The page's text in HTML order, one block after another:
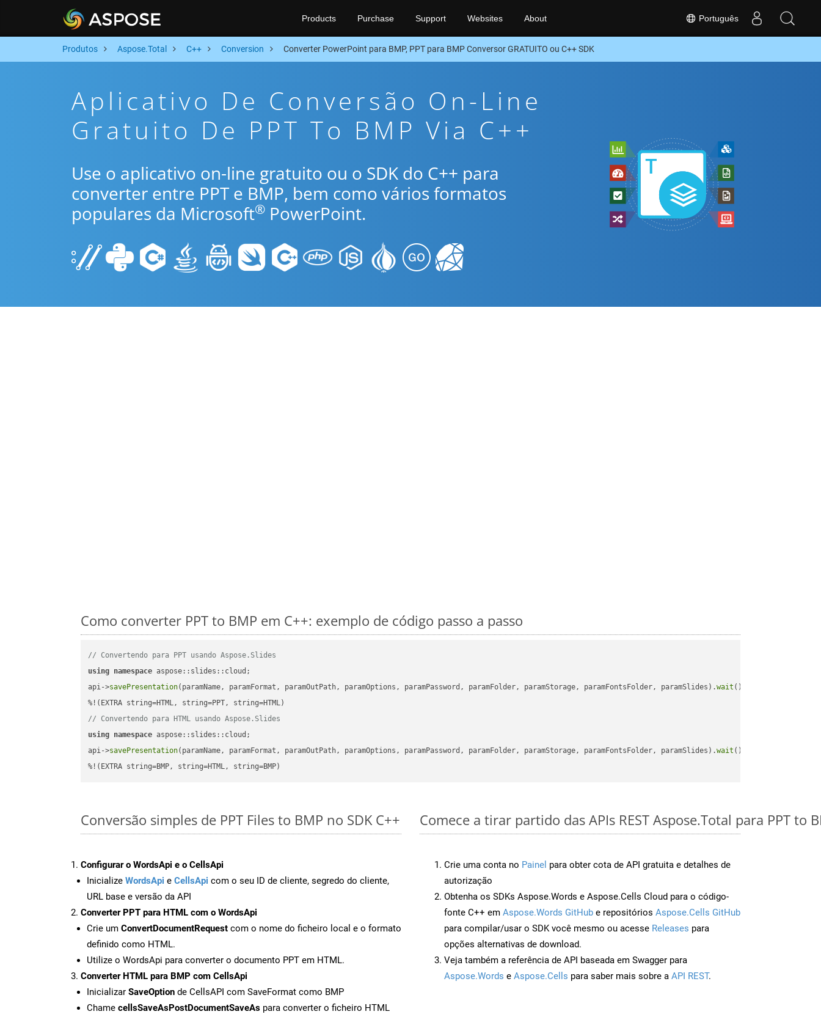
Português
Products Purchase Support Websites About
Produtos Aspose.Total C++ Conversion Converter PowerPoint para BMP, PPT para BMP Conversor GRATUITO ou C++ SDK
Aplicativo De Conversão On-Line
Gratuito De PPT To BMP Via C++
Use o aplicativo on-line gratuito ou o SDK do C++ para
converter entre PPT e BMP, bem como vários formatos
populares da Microsoft® PowerPoint.
Como converter PPT to BMP em C++: exemplo de código passo a passo
// Convertendo para PPT usando Aspose.Slides
using namespace aspose::slides::cloud;
api->savePresentation(paramName, paramFormat, paramOutPath, paramOptions, paramPassword, paramFolder, paramStorage, paramFontsFolder, paramSlides).wait ();
// Convertendo para HTML usando Aspose.Slides
using namespace aspose::slides::cloud;
api->savePresentation(paramName, paramFormat, paramOutPath, paramOptions, paramPassword, paramFolder, paramStorage, paramFontsFolder, paramSlides).wait ();
%!(EXTRA string=BMP, string=HTML, string=BMP)
Conversão simples de PPT Files to BMP no SDK C++
Configurar o WordsApi e o CellsApi
Inicialize WordsApi e CellsApi com o seu ID de cliente, segredo do cliente,
URL base e versão da API
Converter PPT para HTML com o WordsApi
Crie um ConvertDocumentRequest com o nome do ficheiro local e o formato
definido como HTML.
Utilize o WordsApi para converter o documento PPT em HTML.
Converter HTML para BMP com CellsApi
Inicializar SaveOption de CellsAPI com SaveFormat como BMP
Chame cellsSaveAsPostDocumentSaveAs para converter o ficheiro HTML
Comece a tirar partido das APIs REST Aspose.Total para PPT to
Crie uma conta no Painel para obter cota de API gratuita e detalhes de
autorização
Obtenha os SDKs Aspose.Words e Aspose.Cells Cloud para o código-
fonte C++ em Aspose.Words GitHub e repositórios Aspose.Cells GitHub
para compilar/usar o SDK você mesmo ou acesse Releases para
opções alternativas de download.
Veja também a referência de API baseada em Swagger para
Aspose.Words e Aspose.Cells para saber mais sobre a API REST.